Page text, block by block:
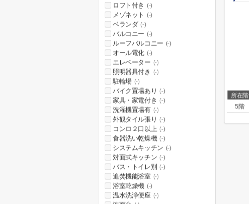
所在階
5階
ロフト付き (-)
メゾネット (-)
ベランダ (-)
バルコニー (-)
ルーフバルコニー (-)
オール電化 (-)
エレベーター (-)
照明器具付き (-)
駐輪場 (-)
バイク置場あり (-)
家具・家電付き (-)
洗濯機置場有 (-)
外観タイル張り (-)
コンロ２口以上 (-)
食器洗い乾燥機 (-)
システムキッチン (-)
対面式キッチン (-)
バス・トイレ別 (-)
追焚機能浴室 (-)
浴室乾燥機 (-)
温水洗浄便座 (-)